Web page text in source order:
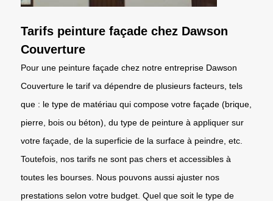
Tarifs peinture façade chez Dawson
Couverture
Pour une peinture façade chez notre entreprise Dawson
Couverture le tarif va dépendre de plusieurs facteurs, tels
que : le type de matériau qui compose votre façade (brique,
pierre, bois ou béton), du type de peinture à appliquer sur
votre façade, de la superficie de la surface à peindre, etc.
Toutefois, nos tarifs ne sont pas chers et accessibles à
toutes les bourses. Nous pouvons aussi ajuster nos
prestations selon votre budget. Quel que soit le type de